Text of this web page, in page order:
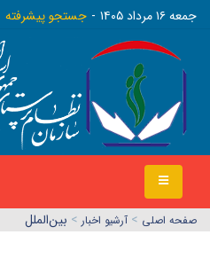
جمعه ١٦ مرداد ١٤٠٥ جستجو پیشرفته
صفحه اصلي > آرشیو اخبار > بین‌الملل